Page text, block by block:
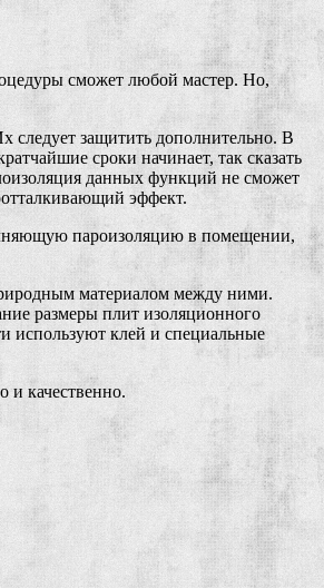
сможет любой мастер. Но,
следует защитить дополнительно. В
сроки начинает, так сказать
данных функций не сможет
эффект.
пароизоляцию в помещении,
материалом между ними.
размеры плит изоляционного
используют клей и специальные
и качественно.